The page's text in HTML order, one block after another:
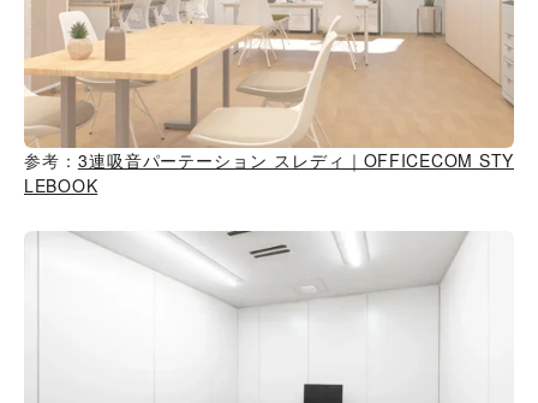
参考： 3連吸音パーテーション スレディ｜OFFICECOM STY
LEBOOK